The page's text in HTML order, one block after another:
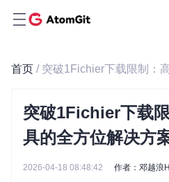
首页
突破1Fichier下载
具的全方位解决方
2026-04-18 08:48:42 作者：邓越浪